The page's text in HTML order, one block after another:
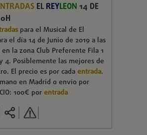
EL REYLEON 14 DE
para el Musical de El
el día 14 de Junio de 2019 a las
en la zona Club Preferente Fila 1
4. Posiblemente las mejores de
El precio es por cadaentrada.
en Madrid o envío por
100€ porentrada